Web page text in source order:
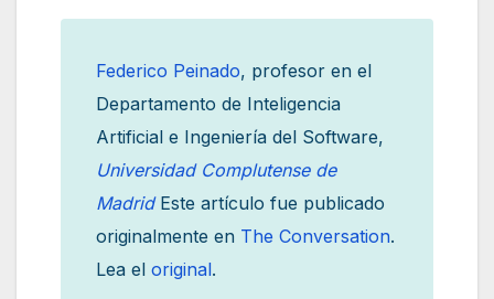
Federico Peinado, profesor en el
Departamento de Inteligencia
Artificial e Ingeniería del Software,
Universidad Complutense de
MadridEste artículo fue publicado
originalmente en The Conversation.
Lea el original.